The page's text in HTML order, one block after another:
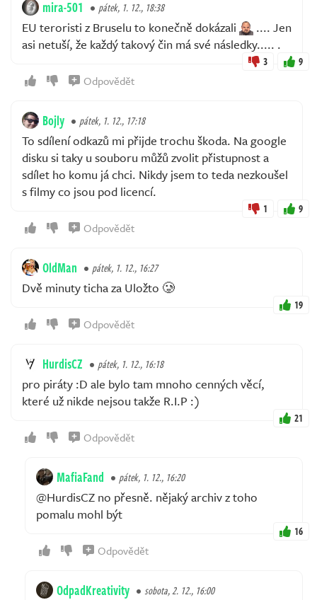
mira-501 pátek, 1. 12., 18:38
EU teroristi z Bruselu to konečně dokázali
.... Jen
asi netuší, že každý takový čin má své následky..... .
3 9
Odpovědět
Bojly pátek, 1. 12., 17:18
To sdílení odkazů mi přijde trochu škoda. Na google
disku si taky u souboru můžů zvolit přistupnost a
sdílet ho komu já chci. Nikdy jsem to teda nezkoušel
s filmy co jsou pod licencí.
1 9
Odpovědět
OldMan pátek, 1. 12., 16:27
Dvě minuty ticha za Uložto 🥲
19
Odpovědět
HurdisCZ pátek, 1. 12., 16:18
pro piráty :D ale bylo tam mnoho cenných věcí,
které už nikde nejsou takže R.I.P :)
21
Odpovědět
MafiaFand pátek, 1. 12., 16:20
@HurdisCZ no přesně. nějaký archiv z toho
pomalu mohl být
16
Odpovědět
OdpadKreativity sobota, 2. 12., 16:00